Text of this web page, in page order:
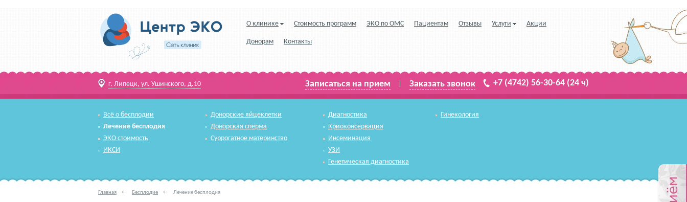
О клинике Стоимость программ ЭКО по ОМС Пациентам Отзывы Услуги Акции
Донорам Контакты
г. Липецк, ул. Ушинского, д.10 +7 (4742) 56-30-64 (24 ч)
Записаться на прием Заказать звонок
Всё о бесплодии
Лечение бесплодия
ЭКО стоимость
ИКСИ
Донорские яйцеклетки
Донорская сперма
Суррогатное материнство
Диагностика
Криоконсервация
Инсеминация
УЗИ
Генетическая диагностика
Гинекология
Главная ← Бесплодие ← Лечение бесплодия